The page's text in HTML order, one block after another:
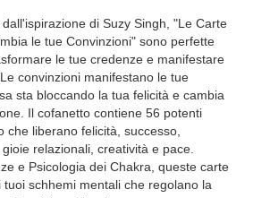
di Suzy Singh, "Le Carte
le tue Convinzioni" sono perfette
le tue credenze e manifestare
convinzioni manifestano le tue
sta bloccando la tua felicità e cambia
Il cofanetto contiene 56 potenti
che liberano felicità, successo,
relazionali, creatività e pace.
e Psicologia dei Chakra, queste carte
schhemi mentali che regolano la